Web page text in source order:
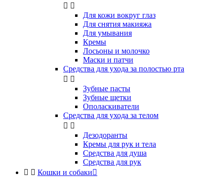
 
Для кожи вокруг глаз
Для снятия макияжа
Для умывания
Кремы
Лосьоны и молочко
Маски и патчи
Средства для ухода за полостью рта
 
Зубные пасты
Зубные щетки
Ополаскиватели
Средства для ухода за телом
 
Дезодоранты
Кремы для рук и тела
Средства для душа
Средства для рук
  Кошки и собаки